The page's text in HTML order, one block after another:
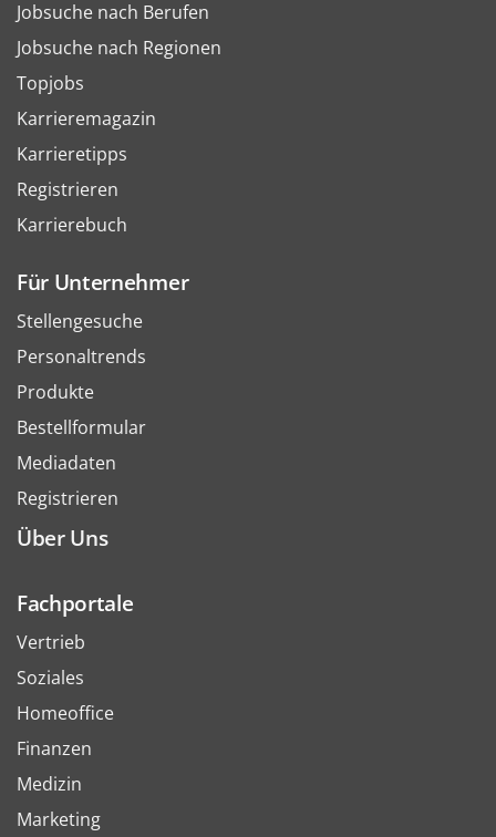
Jobsuche nach Berufen
Jobsuche nach Regionen
Topjobs
Karrieremagazin
Karrieretipps
Registrieren
Karrierebuch
Für Unternehmer
Stellengesuche
Personaltrends
Produkte
Bestellformular
Mediadaten
Registrieren
Über Uns
Fachportale
Vertrieb
Soziales
Homeoffice
Finanzen
Medizin
Marketing